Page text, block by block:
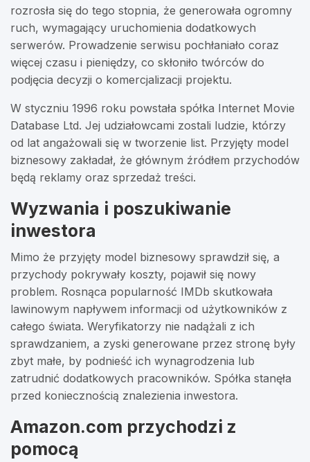
rozrosła się do tego stopnia, że generowała ogromny
ruch, wymagający uruchomienia dodatkowych
serwerów. Prowadzenie serwisu pochłaniało coraz
więcej czasu i pieniędzy, co skłoniło twórców do
podjęcia decyzji o komercjalizacji projektu.
W styczniu 1996 roku powstała spółka Internet Movie
Database Ltd. Jej udziałowcami zostali ludzie, którzy
od lat angażowali się w tworzenie list. Przyjęty model
biznesowy zakładał, że głównym źródłem przychodów
będą reklamy oraz sprzedaż treści.
Wyzwania i poszukiwanie
inwestora
Mimo że przyjęty model biznesowy sprawdził się, a
przychody pokrywały koszty, pojawił się nowy
problem. Rosnąca popularność IMDb skutkowała
lawinowym napływem informacji od użytkowników z
całego świata. Weryfikatorzy nie nadążali z ich
sprawdzaniem, a zyski generowane przez stronę były
zbyt małe, by podnieść ich wynagrodzenia lub
zatrudnić dodatkowych pracowników. Spółka stanęła
przed koniecznością znalezienia inwestora.
Amazon.com przychodzi z
pomocą